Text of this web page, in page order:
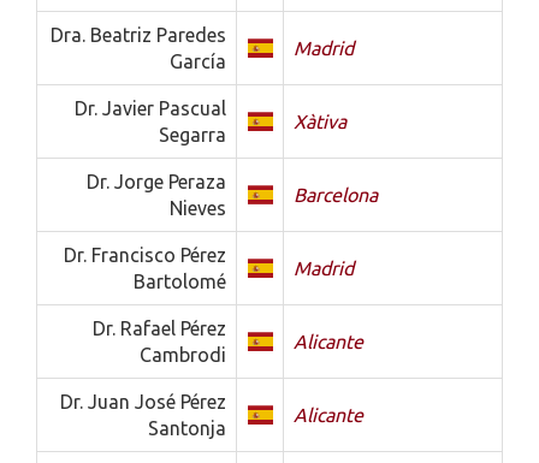
Dra. Beatriz Paredes
García
Madrid
Dr. Javier Pascual
Segarra
Xàtiva
Dr. Jorge Peraza
Nieves
Barcelona
Dr. Francisco Pérez
Bartolomé
Madrid
Dr. Rafael Pérez
Cambrodi
Alicante
Dr. Juan José Pérez
Santonja
Alicante